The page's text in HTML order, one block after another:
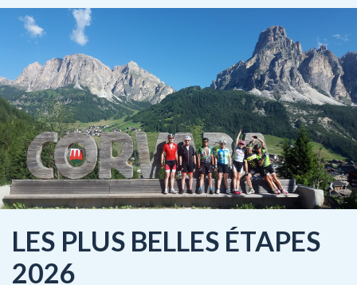
LES PLUS BELLES ÉTAPES
2026